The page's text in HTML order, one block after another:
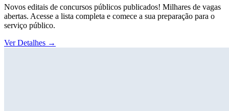
Novos editais de concursos públicos publicados! Milhares de vagas
abertas. Acesse a lista completa e comece a sua preparação para o
serviço público.
Ver Detalhes →